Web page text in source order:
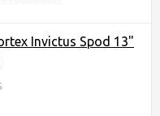
Invictus Spod 13"